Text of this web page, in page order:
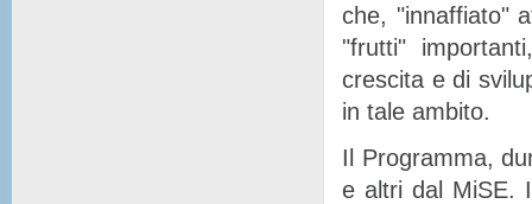
che, "innaffiato"
"frutti"
crescita e di
in tale ambito.
Il Programma,
e altri dal MiSE.